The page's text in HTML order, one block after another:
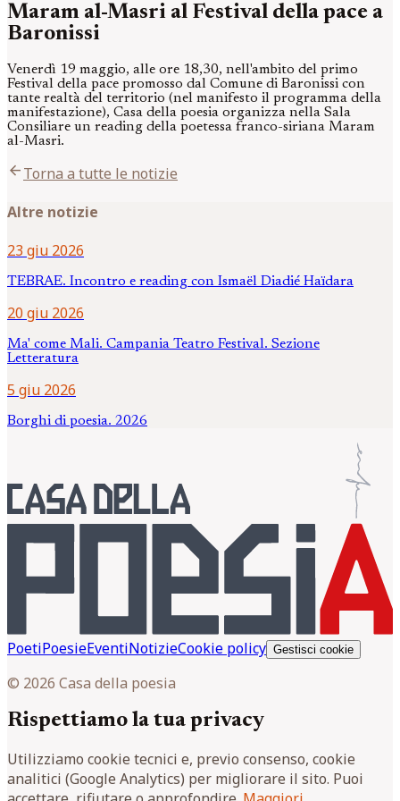
Maram al-Masri al Festival della pace a
Baronissi
Venerdì 19 maggio, alle ore 18,30, nell'ambito del primo
Festival della pace promosso dal Comune di Baronissi con
tante realtà del territorio (nel manifesto il programma della
manifestazione), Casa della poesia organizza nella Sala
Consiliare un reading della poetessa franco-siriana Maram
al-Masri.
arrow_backTorna a tutte le notizie
Altre notizie
23 giu 2026
TEBRAE. Incontro e reading con Ismaël Diadié Haïdara
20 giu 2026
Ma' come Mali. Campania Teatro Festival. Sezione
Letteratura
5 giu 2026
Borghi di poesia. 2026
PoetiPoesieEventiNotizieCookie policy Gestisci cookie
© 2026 Casa della poesia
Rispettiamo la tua privacy
Utilizziamo cookie tecnici e, previo consenso, cookie
analitici (Google Analytics) per migliorare il sito. Puoi